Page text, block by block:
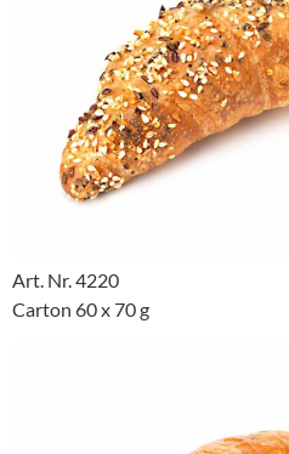
Art. Nr. 4220
Carton 60 x 70 g